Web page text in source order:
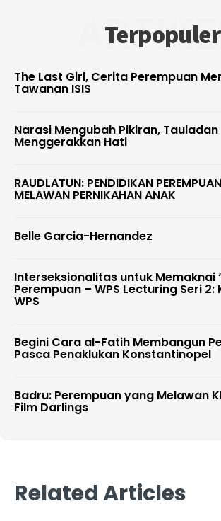
Terpopuler
ARTIKEL
The Last Girl, Cerita Perempuan
Tawanan ISIS
Narasi Mengubah Pikiran, Tauladan
Menggerakkan Hati
RAUDLATUN: PENDIDIKAN
MELAWAN PERNIKAHAN ANAK
Belle Garcia-Hernandez
Interseksionalitas untuk Memaknai
Perempuan – WPS Lecturing Seri 2:
WPS
Begini Cara al-Fatih Membangun
Pasca Penaklukan Konstantinopel
Badru: Perempuan yang Melawan
Film Darlings
Related Articles